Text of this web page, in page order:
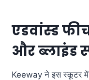
एडवांस्ड
और ब्लाइंड
Keeway ने इस स्कूटर में